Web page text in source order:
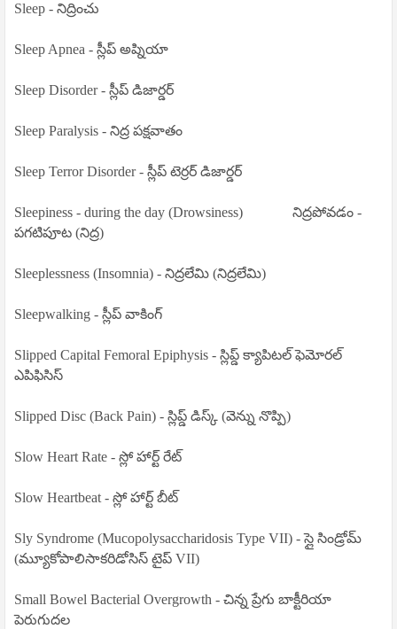
Sleep - నిద్రించు
Sleep Apnea - స్లీప్ అప్నియా
Sleep Disorder - స్లీప్ డిజార్డర్
Sleep Paralysis - నిద్ర పక్షవాతం
Sleep Terror Disorder - స్లీప్ టెర్రర్ డిజార్డర్
Sleepiness - during the day (Drowsiness)
నిద్రపోవడం -
పగటిపూట (నిద్ర)
Sleeplessness (Insomnia) - నిద్రలేమి (నిద్రలేమి)
Sleepwalking - స్లీప్ వాకింగ్
Slipped Capital Femoral Epiphysis - స్లిప్డ్ క్యాపిటల్ ఫెమోరల్
ఎపిఫిసిస్
Slipped Disc (Back Pain) - స్లిప్డ్ డిస్క్ (వెన్ను నొప్పి)
Slow Heart Rate - స్లో హార్ట్ రేట్
Slow Heartbeat - స్లో హార్ట్ బీట్
Sly Syndrome (Mucopolysaccharidosis Type VII) - స్లై సిండ్రోమ్
(మ్యూకోపాలిసాకరిడోసిస్ టైప్ VII)
Small Bowel Bacterial Overgrowth - చిన్న ప్రేగు బాక్టీరియా
పెరుగుదల